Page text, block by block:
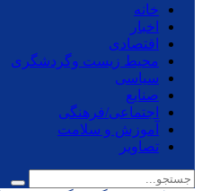
خانه
اخبار
اقتصادی
محیط زیست وگردشگری
سیاسی
صنایع
اجتماعی/فرهنگی
آموزش و سلامت
تصاویر